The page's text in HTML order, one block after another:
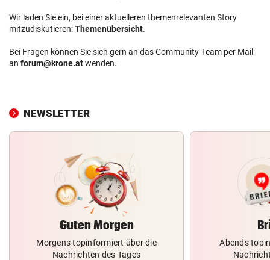
Wir laden Sie ein, bei einer aktuelleren themenrelevanten Story
mitzudiskutieren:Themenübersicht.
Bei Fragen können Sie sich gern an das Community-Team per Mail
an forum@krone.atwenden.
NEWSLETTER
Guten Morgen
Morgens topinformiert über die
Nachrichten des Tages
Abends